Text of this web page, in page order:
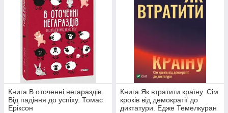
Книга В оточенні негараздів.
Від падіння до успіху. Томас
Еріксон
Книга Як втратити країну. Сім
кроків від демократії до
диктатури. Едже Темелкуран